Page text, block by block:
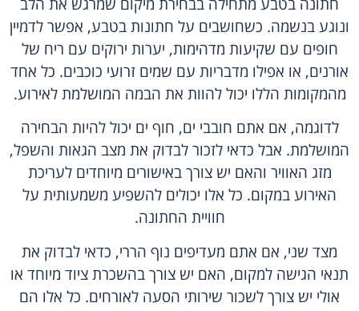
ונוגע בנשמה. כשחושבים על חתונות בטבע, אפשר לדמיין
חופים עם שקיעות מדהימות, יערות ירוקים עם ריח של
אורנים, או אפילו מדבריות עם שמים זרועי כוכבים. כל אחד
מהמקומות הללו יכול להוות את הבמה המושלמת לאירוע.
לדוגמה, אם אתם חובבי ים, חוף ים יכול להיות הבחירה
המושלמת. אבל כדאי לזכור לבדוק את מצב הגאות והשפל,
מזג האוויר והאם יש צורך באישורים מיוחדים לעריכת
האירוע במקום. כל אלו יכולים להשפיע משמעותית על
חוויית החתונה.
מצד שני, אם אתם מעדיפים נוף הררי, כדאי לבדוק את
תנאי הגישה למקום, האם יש צורך בהשכרת ציוד מיוחד או
אולי יש צורך לשכור שירותי הסעה לאורחים. כל אלו הם